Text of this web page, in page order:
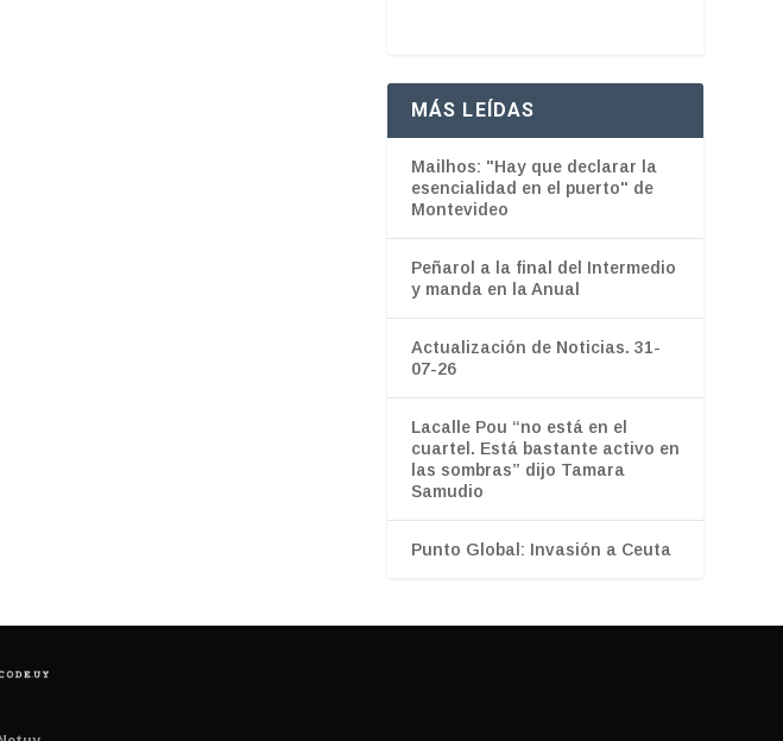
MÁS LEÍDAS
Mailhos: "Hay que declarar la
esencialidad en el puerto" de
Montevideo
Peñarol a la final del Intermedio
y manda en la Anual
Actualización de Noticias. 31-
07-26
Lacalle Pou “no está en el
cuartel. Está bastante activo en
las sombras” dijo Tamara
Samudio
Punto Global: Invasión a Ceuta